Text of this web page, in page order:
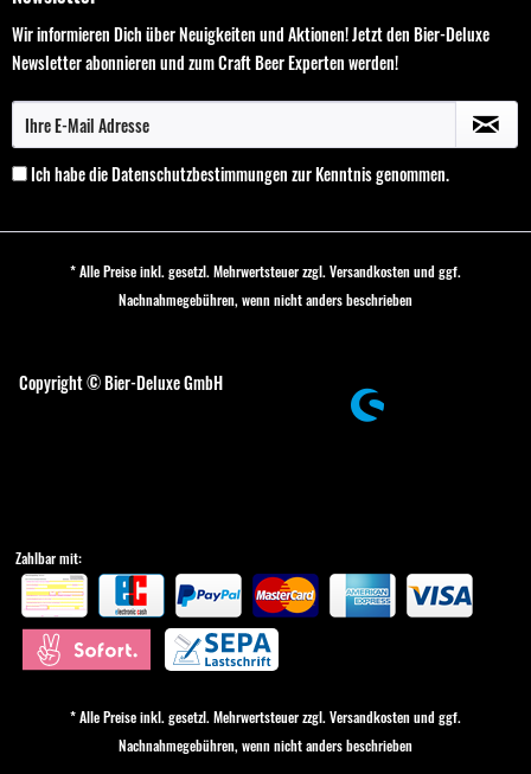
Wir informieren Dich über Neuigkeiten und Aktionen! Jetzt den Bier-Deluxe
Newsletter abonnieren und zum Craft Beer Experten werden!
Ich habe dieDatenschutzbestimmungenzur Kenntnis genommen.
* Alle Preise inkl. gesetzl. Mehrwertsteuer zzgl. Versandkostenund ggf.
Nachnahmegebühren, wenn nicht anders beschrieben
Copyright © Bier-Deluxe GmbH
Zahlbar mit:
* Alle Preise inkl. gesetzl. Mehrwertsteuer zzgl. Versandkostenund ggf.
Nachnahmegebühren, wenn nicht anders beschrieben